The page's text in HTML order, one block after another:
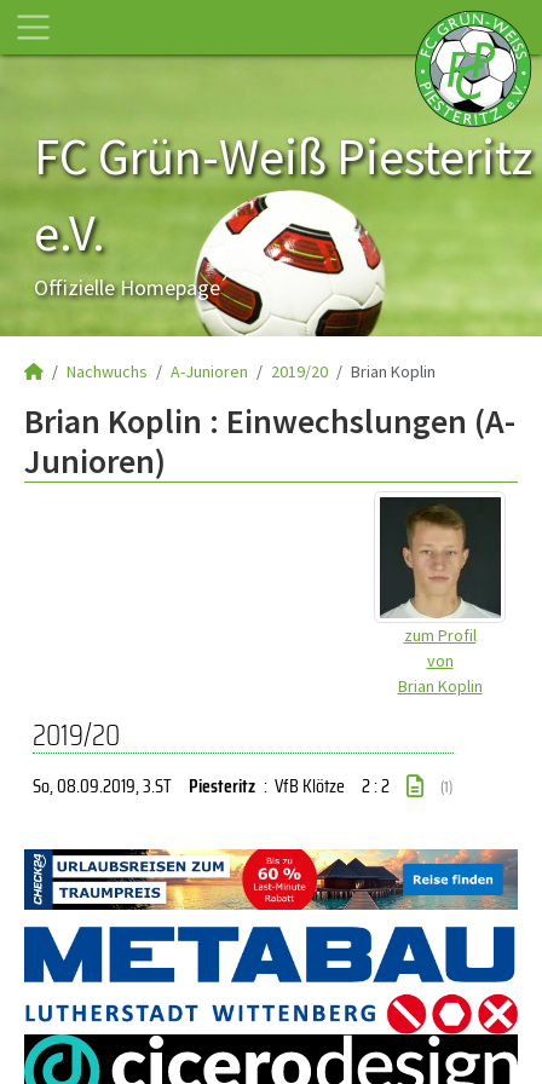
FC Grün-Weiß Piesteritz
e.V.
Offizielle Homepage
Nachwuchs A-Junioren 2019/20 Brian Koplin
Brian Koplin : Einwechslungen (A-
Junioren)
zum Profil
von
Brian Koplin
2019/20
So, 08.09.2019, 3.ST Piesteritz : VfB Klötze 2 : 2 (1)